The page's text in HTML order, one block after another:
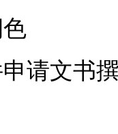
请文书